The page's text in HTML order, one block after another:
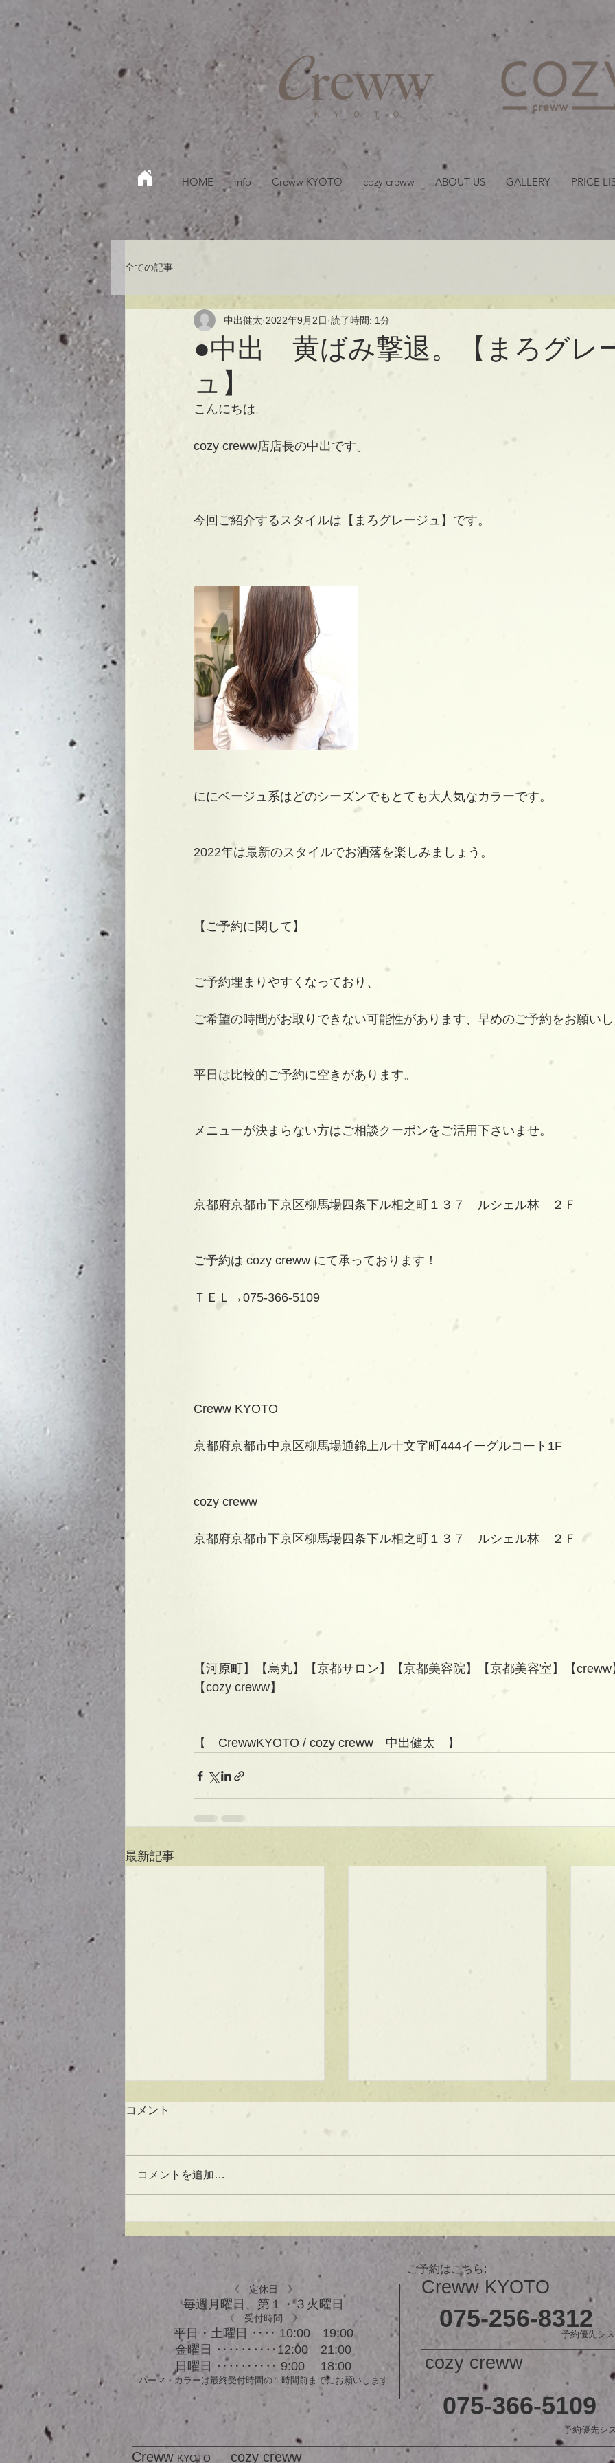
HOME info Creww KYOTO cozy creww ABOUT US GALLERY PRICE
全ての記事
●中出 黄ばみ撃退。【まろグレ
ュ】
中出健太 2022年9月2日 読了時間: 1分
こんにちは。
cozy creww店店長の中出です。
今回ご紹介するスタイルは【まろグレージュ】です。
ににベージュ系はどのシーズンでもとても大人気なカラーです。
2022年は最新のスタイルでお洒落を楽しみましょう。
【ご予約に関して】
ご予約埋まりやすくなっており、
ご希望の時間がお取りできない可能性があります、早めのご予約をお願い
平日は比較的ご予約に空きがあります。
メニューが決まらない方はご相談クーポンをご活用下さいませ。
京都府京都市下京区柳馬場四条下ル相之町１３７　ルシェル林　２Ｆ
ご予約は cozy creww にて承っております！
ＴＥＬ→075-366-5109
Creww KYOTO
京都府京都市中京区柳馬場通錦上ル十文字町444イーグルコート1F
cozy creww
京都府京都市下京区柳馬場四条下ル相之町１３７　ルシェル林　２Ｆ
【河原町】【烏丸】【京都サロン】【京都美容院】【京都美容室】【creww
【cozy creww】
【　CrewwKYOTO / cozy creww　中出健太　】
最新記事
バスオイル★
★ラインボブ【ぱつっとボ
で貴方だけのまとまるボブを提供
較的ご予約に空きがあります。
メニューが決まらない方はご相談
クーポンをご活用下さいませ。...
ュ！
コメント
コメントを追加…
ご予約はこちら:
《 定休日 》
毎週月曜日、​第１・３火曜日
《 受付時間 》
平日・土曜日 ‥‥ 10:00 19:00
金曜日 ‥‥‥‥‥12:00 21:00
日曜日 ‥‥‥‥‥ 9:00 18:00
パーマ・カラーは最終受付時間の１時間前までにお願いします
予約優先シ
Creww KYOTO
075-256-8312
cozy creww
075-366-5109
予約優先シ
Creww KYOTO cozy creww